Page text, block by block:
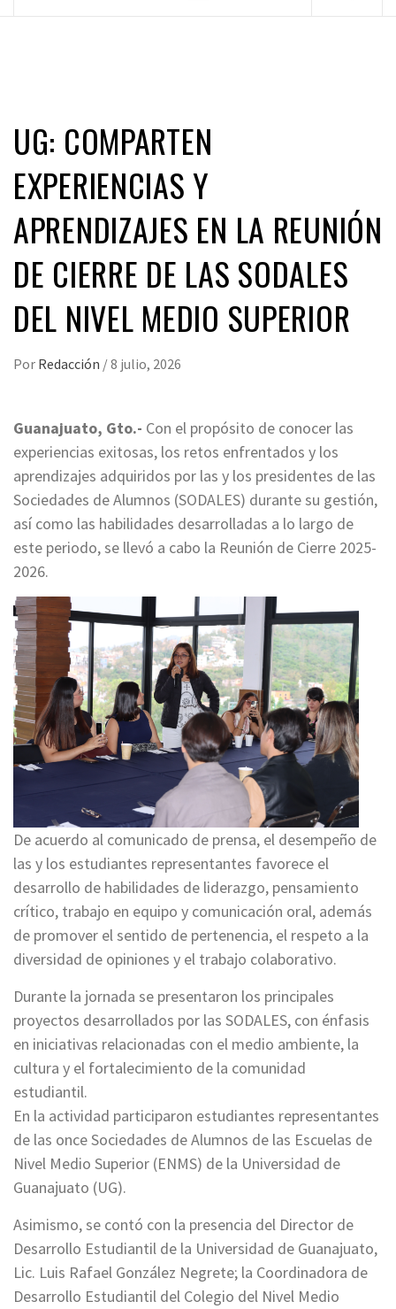
UG: COMPARTEN
EXPERIENCIAS Y
APRENDIZAJES EN LA REUNIÓN
DE CIERRE DE LAS SODALES
DEL NIVEL MEDIO SUPERIOR
Por Redacción /8 julio, 2026
Guanajuato, Gto.- Con el propósito de conocer las
experiencias exitosas, los retos enfrentados y los
aprendizajes adquiridos por las y los presidentes de las
Sociedades de Alumnos (SODALES) durante su gestión,
así como las habilidades desarrolladas a lo largo de
este periodo, se llevó a cabo la Reunión de Cierre 2025-
2026.
De acuerdo al comunicado de prensa, el desempeño de
las y los estudiantes representantes favorece el
desarrollo de habilidades de liderazgo, pensamiento
crítico, trabajo en equipo y comunicación oral, además
de promover el sentido de pertenencia, el respeto a la
diversidad de opiniones y el trabajo colaborativo.
Durante la jornada se presentaron los principales
proyectos desarrollados por las SODALES, con énfasis
en iniciativas relacionadas con el medio ambiente, la
cultura y el fortalecimiento de la comunidad
estudiantil.
En la actividad participaron estudiantes representantes
de las once Sociedades de Alumnos de las Escuelas de
Nivel Medio Superior (ENMS) de la Universidad de
Guanajuato (UG).
Asimismo, se contó con la presencia del Director de
Desarrollo Estudiantil de la Universidad de Guanajuato,
Lic. Luis Rafael González Negrete; la Coordinadora de
Desarrollo Estudiantil del Colegio del Nivel Medio